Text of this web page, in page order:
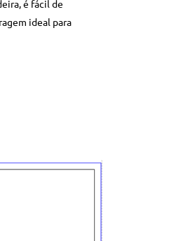
é fácil de
ideal para